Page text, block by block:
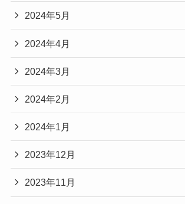
2024年5月
2024年4月
2024年3月
2024年2月
2024年1月
2023年12月
2023年11月